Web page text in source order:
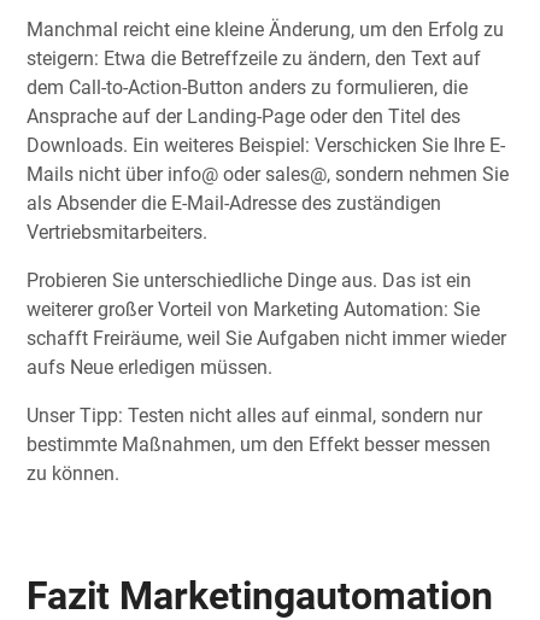
Manchmal reicht eine kleine Änderung, um den Erfolg zu
steigern: Etwa die Betreffzeile zu ändern, den Text auf
dem Call-to-Action-Button anders zu formulieren, die
Ansprache auf der Landing-Page oder den Titel des
Downloads. Ein weiteres Beispiel: Verschicken Sie Ihre E-
Mails nicht über info@ oder sales@, sondern nehmen Sie
als Absender die E-Mail-Adresse des zuständigen
Vertriebsmitarbeiters.
Probieren Sie unterschiedliche Dinge aus. Das ist ein
weiterer großer Vorteil von Marketing Automation: Sie
schafft Freiräume, weil Sie Aufgaben nicht immer wieder
aufs Neue erledigen müssen.
Unser Tipp: Testen nicht alles auf einmal, sondern nur
bestimmte Maßnahmen, um den Effekt besser messen
zu können.
Fazit Marketingautomation